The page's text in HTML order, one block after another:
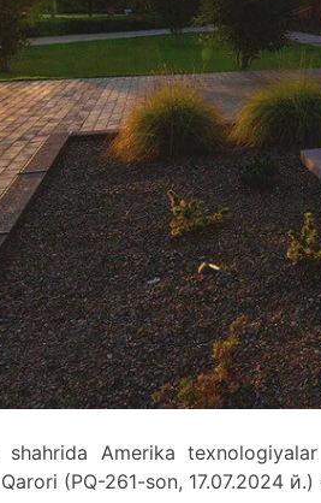
shahrida Amerika
(PQ-261-son, 17.07.2024